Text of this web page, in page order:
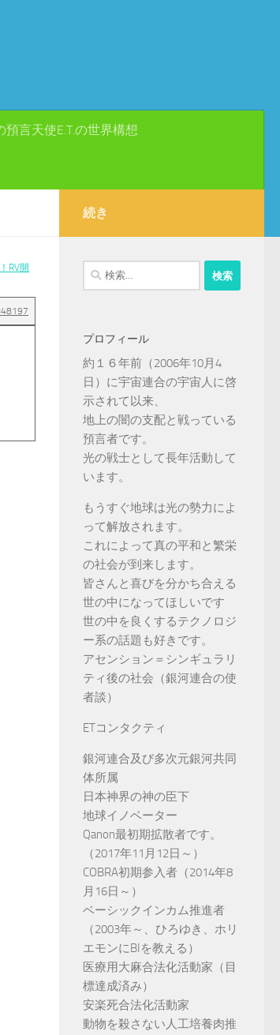
預言天使E.T.の世界構想
RV開
続き
検
索:
プロフィール
約１６年前（2006年10月4
日）に宇宙連合の宇宙人に啓
示されて以来、
地上の闇の支配と戦っている
預言者です。
光の戦士として長年活動して
います。
もうすぐ地球は光の勢力によ
って解放されます。
これによって真の平和と繁栄
の社会が到来します。
皆さんと喜びを分かち合える
世の中になってほしいです
世の中を良くするテクノロジ
ー系の話題も好きです。
アセンション＝シンギュラリ
ティ後の社会（銀河連合の使
者談）
ETコンタクティ
銀河連合及び多次元銀河共同
体所属
日本神界の神の臣下
地球イノベーター
Qanon最初期拡散者です。
（2017年11月12日～）
COBRA初期参入者（2014年8
月16日～）
ベーシックインカム推進者
（2003年～、ひろゆき、ホリ
エモンにBIを教える）
医療用大麻合法化活動家（目
標達成済み）
安楽死合法化活動家
動物を殺さない人工培養肉推